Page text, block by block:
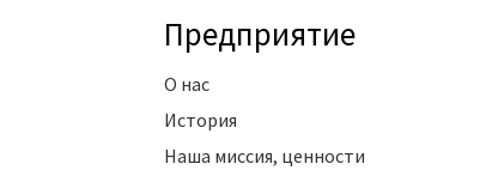
Предприятие
О нас
История
Наша миссия, ценности